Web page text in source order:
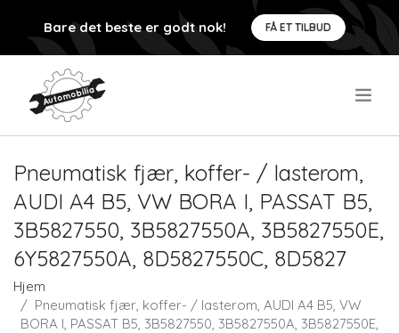
Bare det beste er godt nok! FÅ ET TILBUD
Pneumatisk fjær, koffer- / lasterom,
AUDI A4 B5, VW BORA I, PASSAT B5,
3B5827550, 3B5827550A, 3B5827550E,
6Y5827550A, 8D5827550C, 8D5827
Hjem
Pneumatisk fjær, koffer- / lasterom, AUDI A4 B5, VW
BORA I, PASSAT B5, 3B5827550, 3B5827550A, 3B5827550E,